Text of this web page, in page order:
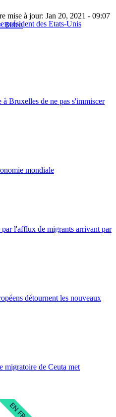
président des Etats-Unis
mise à jour: Jan 20, 2021 - 09:07
Biden
Bruxelles de ne pas s'immiscer
mondiale
par l'afflux de migrants arrivant par
détournent les nouveaux
migratoire de Ceuta met